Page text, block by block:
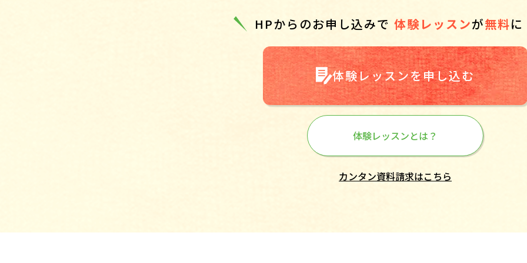
HPからのお申し込みで 体験レッスンが無料
体験レッスンを申し込む
体験レッスンとは？
カンタン資料請求はこちら